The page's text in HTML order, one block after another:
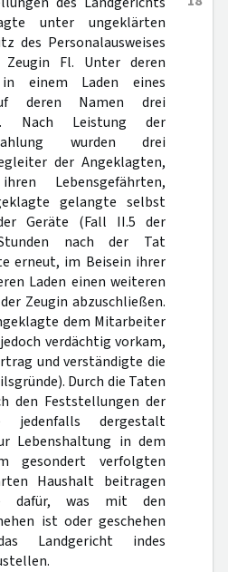
unter ungeklärten
des Personalausweises
Fl. Unter deren
einem Laden eines
deren Namen drei
Nach Leistung der
wurden drei
der Angeklagten,
Lebensgefährten,
gelangte selbst
Geräte (Fall II.5 der
nach der Tat
erneut, im Beisein ihrer
Laden einen weiteren
Zeugin abzuschließen.
dem Mitarbeiter
verdächtig vorkam,
und verständigte die
Durch die Taten
den Feststellungen der
jedenfalls dergestalt
Lebenshaltung in dem
gesondert verfolgten
Haushalt beitragen
dafür, was mit den
ist oder geschehen
Landgericht indes